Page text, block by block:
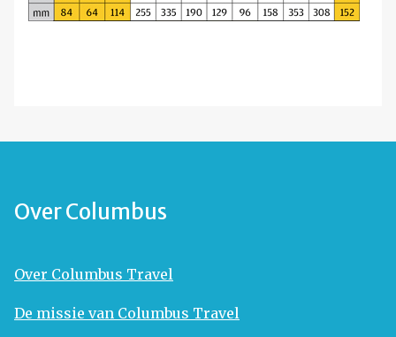
Over Columbus
Over Columbus Travel
De missie van Columbus Travel